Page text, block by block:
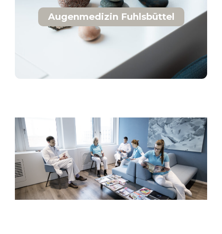
Augenmedizin Fuhlsbüttel